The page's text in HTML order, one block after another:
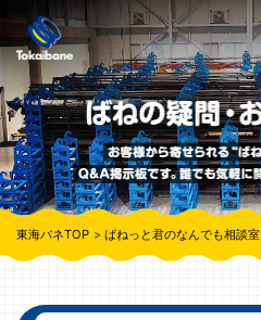
東海バネTOP ばねっと君のなんでも相談室